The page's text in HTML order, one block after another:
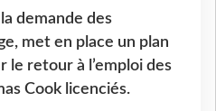
demande des
met en place un plan
le retour à l’emploi des
Cook licenciés.